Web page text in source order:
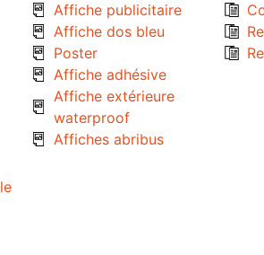
Affiche publicitaire
Affiche dos bleu
Poster
Affiche adhésive
Affiche extérieure
waterproof
Affiches abribus